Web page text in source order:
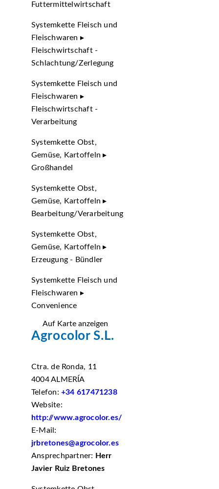
Futtermittelwirtschaft
Systemkette Fleisch und
Fleischwaren ▸
Fleischwirtschaft -
Schlachtung/Zerlegung
Systemkette Fleisch und
Fleischwaren ▸
Fleischwirtschaft -
Verarbeitung
Systemkette Obst,
Gemüse, Kartoffeln ▸
Großhandel
Systemkette Obst,
Gemüse, Kartoffeln ▸
Bearbeitung/Verarbeitung
Systemkette Obst,
Gemüse, Kartoffeln ▸
Erzeugung - Bündler
Systemkette Fleisch und
Fleischwaren ▸
Convenience
Auf Karte anzeigen
Agrocolor S.L.
Ctra. de Ronda, 11
4004 ALMERÍA
Telefon: +34 617471238
Website:
http://www.agrocolor.es/
E-Mail:
jrbretones@agrocolor.es
Ansprechpartner: Herr
Javier Ruiz Bretones